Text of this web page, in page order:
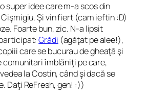
super idee care m-a scos din
Şi vin fiert (cam ieftin :D)
Foarte bun, zic. N-a lipsit
Grădi (agăţat pe alee!),
care se bucurau de gheaţă şi
comunitari îmblăniţi pe care,
la Costin, când şi dacă se
Daţi ReFresh, gen! :))